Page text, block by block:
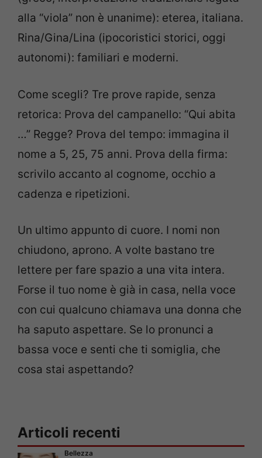
alla “viola” non è unanime): eterea, italiana.
Rina/Gina/Lina (ipocoristici storici, oggi
autonomi): familiari e moderni.
Come scegli? Tre prove rapide, senza
retorica: Prova del campanello: “Qui abita
…” Regge? Prova del tempo: immagina il
nome a 5, 25, 75 anni. Prova della firma:
scrivilo accanto al cognome, occhio a
cadenza e ripetizioni.
Un ultimo appunto di cuore. I nomi non
chiudono, aprono. A volte bastano tre
lettere per fare spazio a una vita intera.
Forse il tuo nome è già in casa, nella voce
con cui qualcuno chiamava una donna che
ha saputo aspettare. Se lo pronunci a
bassa voce e senti che ti somiglia, che
cosa stai aspettando?
Articoli recenti
Bellezza